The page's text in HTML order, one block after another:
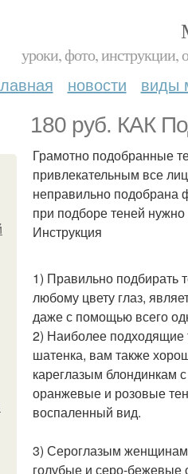
уроки, фото, инструкции,
новости виды
180 руб. КАК
Грамотно подобранные
привлекательным все
неправильно подобрана
при подборе теней
Инструкция
1) Правильно подбирать
любому цвету глаз,
даже с помощью всего
2) Наиболее подходящие
шатенка, вам также
кареглазым блондинкам
оранжевые и розовые
воспаленный вид.
3) Сероглазым женщинам
голубые и серо-бежевые